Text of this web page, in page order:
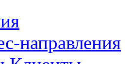
направления